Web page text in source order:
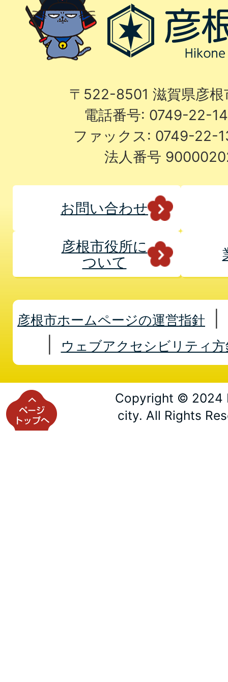
〒522-8501 滋賀県彦
電話番号: 0749-22-
ファックス: 0749-22-
法人番号
お問い合わせ
彦根市役所に
ついて
彦根市ホームページの運営指針
ウェブアクセシビリティ方
Copyright © 2024
city. All Rights